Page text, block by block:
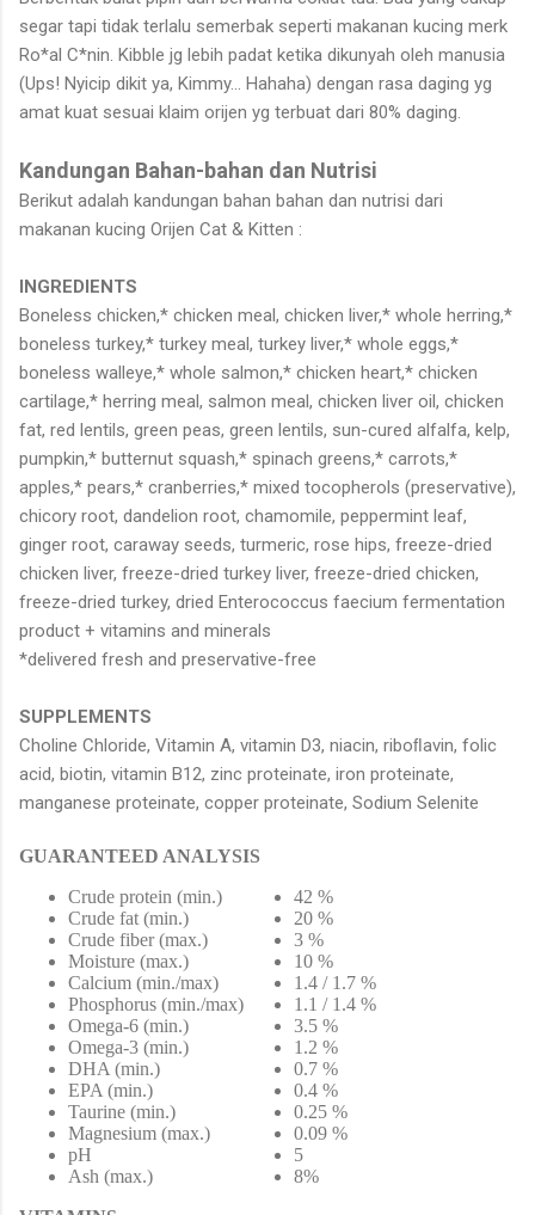
segar tapi tidak terlalu semerbak seperti makanan kucing merk
Ro*al C*nin. Kibble jg lebih padat ketika dikunyah oleh manusia
(Ups! Nyicip dikit ya, Kimmy... Hahaha) dengan rasa daging yg
amat kuat sesuai klaim orijen yg terbuat dari 80% daging.
Kandungan Bahan-bahan dan Nutrisi
Berikut adalah kandungan bahan bahan dan nutrisi dari
makanan kucing Orijen Cat & Kitten :
INGREDIENTS
Boneless chicken,* chicken meal, chicken liver,* whole herring,*
boneless turkey,* turkey meal, turkey liver,* whole eggs,*
boneless walleye,* whole salmon,* chicken heart,* chicken
cartilage,* herring meal, salmon meal, chicken liver oil, chicken
fat, red lentils, green peas, green lentils, sun-cured alfalfa, kelp,
pumpkin,* butternut squash,* spinach greens,* carrots,*
apples,* pears,* cranberries,* mixed tocopherols (preservative),
chicory root, dandelion root, chamomile, peppermint leaf,
ginger root, caraway seeds, turmeric, rose hips, freeze-dried
chicken liver, freeze-dried turkey liver, freeze-dried chicken,
freeze-dried turkey, dried Enterococcus faecium fermentation
product + vitamins and minerals
*delivered fresh and preservative-free
SUPPLEMENTS
Choline Chloride, Vitamin A, vitamin D3, niacin, riboﬂavin, folic
acid, biotin, vitamin B12, zinc proteinate, iron proteinate,
manganese proteinate, copper proteinate, Sodium Selenite
GUARANTEED ANALYSIS
Crude protein (min.)
Crude fat (min.)
Crude fiber (max.)
Moisture (max.)
Calcium (min./max)
Phosphorus (min./max)
Omega-6 (min.)
Omega-3 (min.)
DHA (min.)
EPA (min.)
Taurine (min.)
Magnesium (max.)
pH
Ash (max.)
42 %
20 %
3 %
10 %
1.4 / 1.7 %
1.1 / 1.4 %
3.5 %
1.2 %
0.7 %
0.4 %
0.25 %
0.09 %
5
8%